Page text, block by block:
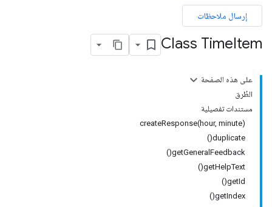
إرسال ملاحظات
Class TimeItem
على هذه الصفحة
الطُرق
مستندات تفصيلية
createResponse(hour, minute)
duplicate()
getGeneralFeedback()
getHelpText()
getId()
getIndex()